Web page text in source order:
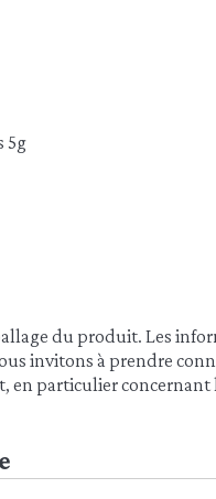
5g
du produit. Les
invitons à prendre
particulier concernant